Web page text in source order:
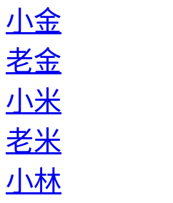
小金
老金
小米
老米
小林